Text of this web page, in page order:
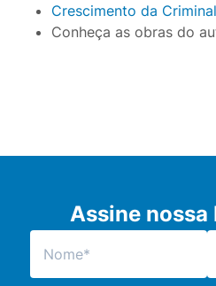
Crescimento da
Conheça as obras do
Assine